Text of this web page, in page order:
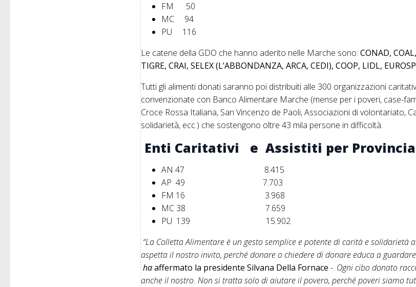
FM 50
MC 94
PU 116
Le catene della GDO che hanno aderito nelle Marche sono:CONAD,
TIGRE, CRAI, SELEX (L’ABBONDANZA, ARCA, CEDI), COOP, LIDL,
Tutti gli alimenti donati saranno poi distribuiti alle 300 organizzazioni
convenzionate con Banco Alimentare Marche (mense per i poveri, case-
Croce Rossa Italiana, San Vincenzo de Paoli, Associazioni di volontariato,
solidarietà, ecc.) che sostengono oltre 43 mila persone in difficoltà.
Enti Caritativi e Assistiti per
AN 47 8.415
AP 49 7.703
FM 16 3.968
MC 38 7.659
PU 139 15.902
“La CollettaAlimentare è un gesto semplice e potente di carità e solidarietà
aspetta il nostro invito, perché donare o chiedere di donare educa a
ha affermato la presidente Silvana Della Fornace -. Ogni cibo donato
anche il nostro. Non si tratta solo di aiutare il povero, perché poveri siamo